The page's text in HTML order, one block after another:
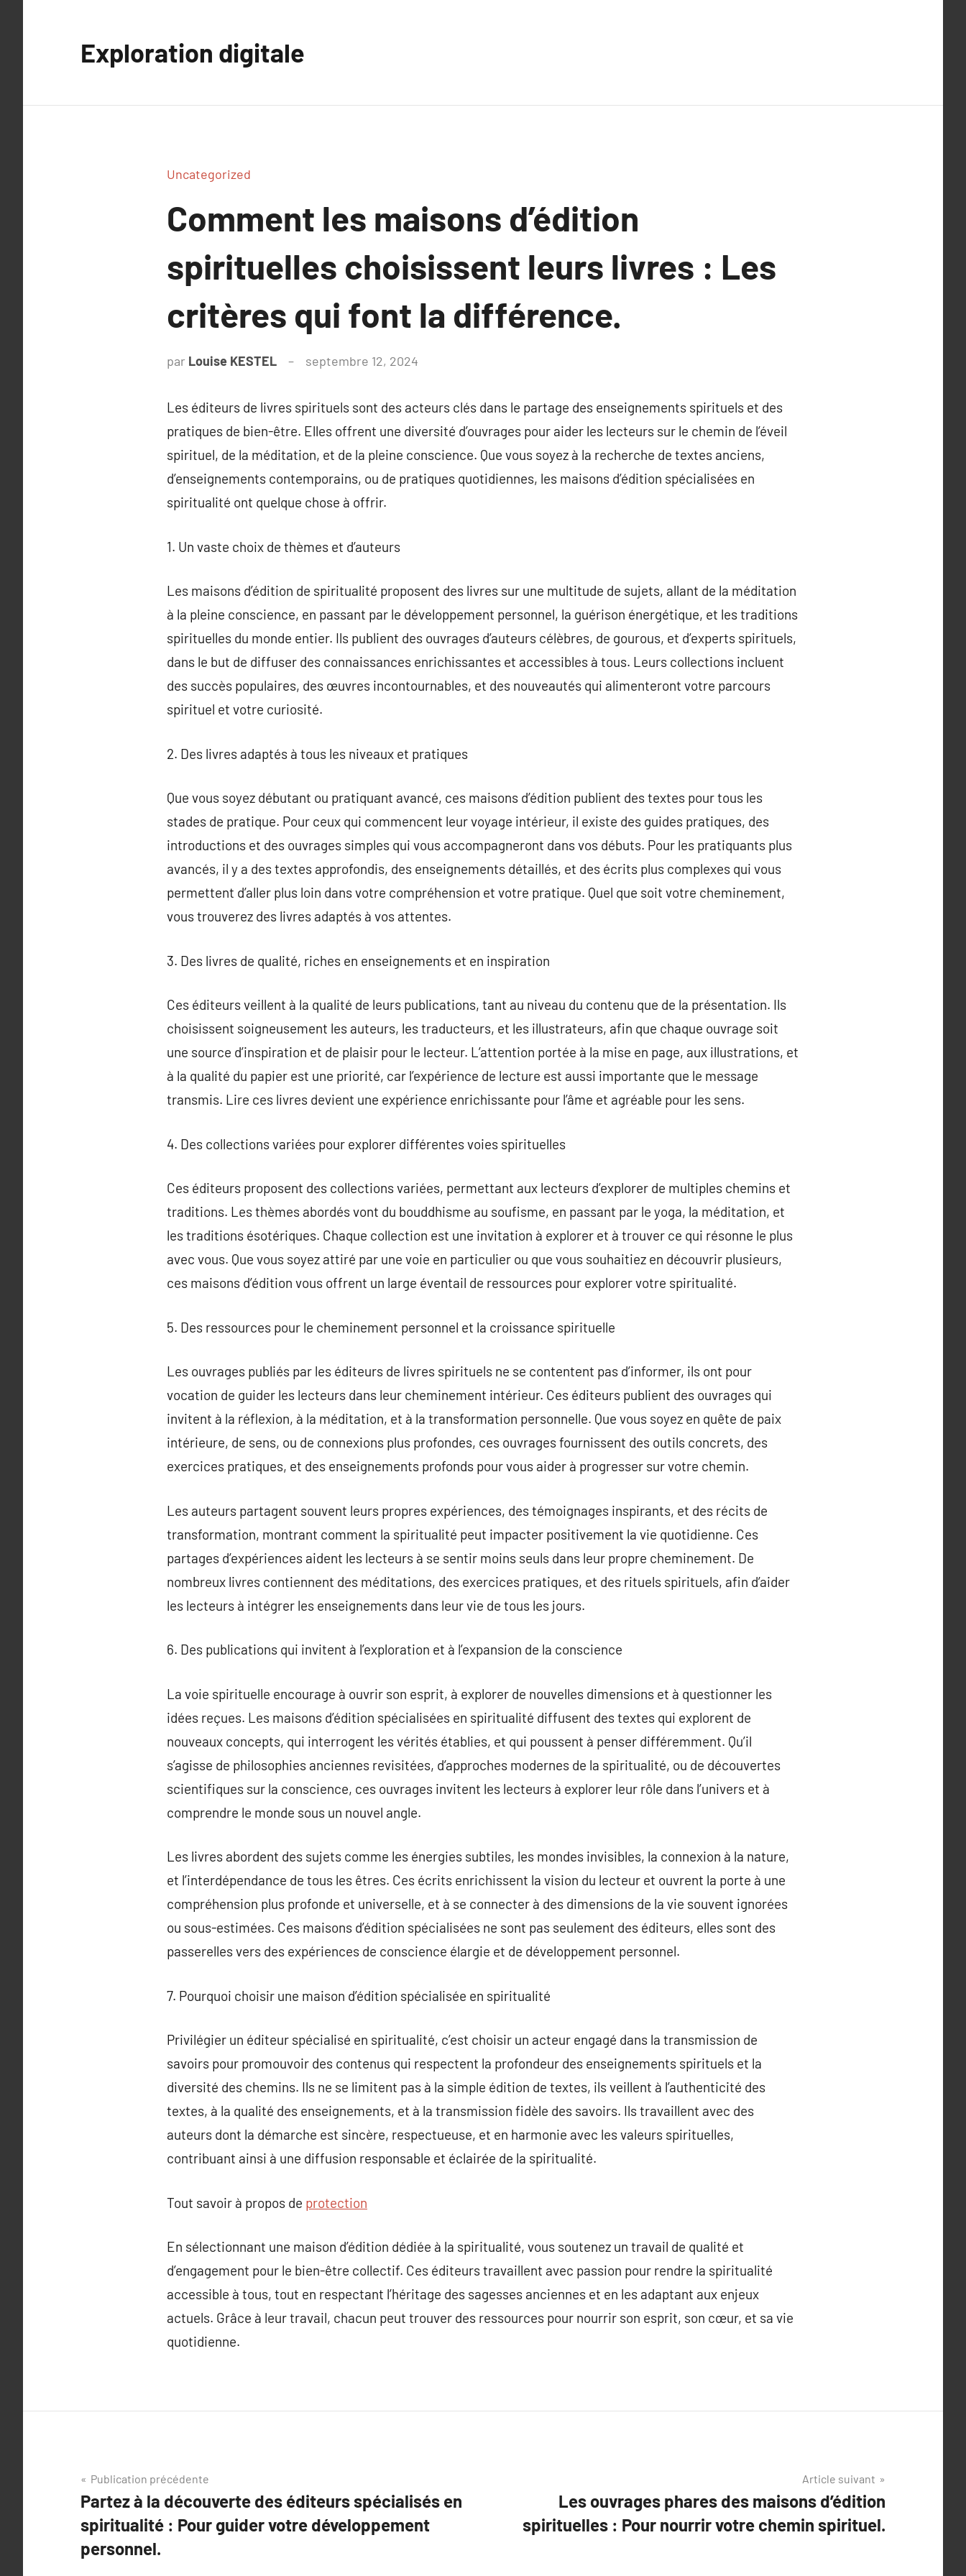
Exploration digitale
Uncategorized
Comment les maisons d’édition
spirituelles choisissent leurs livres : Les
critères qui font la différence.
par Louise KESTEL septembre 12, 2024
Les éditeurs de livres spirituels sont des acteurs clés dans le partage des enseignements spirituels et des
pratiques de bien-être. Elles offrent une diversité d’ouvrages pour aider les lecteurs sur le chemin de l’éveil
spirituel, de la méditation, et de la pleine conscience. Que vous soyez à la recherche de textes anciens,
d’enseignements contemporains, ou de pratiques quotidiennes, les maisons d’édition spécialisées en
spiritualité ont quelque chose à offrir.
1. Un vaste choix de thèmes et d’auteurs
Les maisons d’édition de spiritualité proposent des livres sur une multitude de sujets, allant de la méditation
à la pleine conscience, en passant par le développement personnel, la guérison énergétique, et les traditions
spirituelles du monde entier. Ils publient des ouvrages d’auteurs célèbres, de gourous, et d’experts spirituels,
dans le but de diffuser des connaissances enrichissantes et accessibles à tous. Leurs collections incluent
des succès populaires, des œuvres incontournables, et des nouveautés qui alimenteront votre parcours
spirituel et votre curiosité.
2. Des livres adaptés à tous les niveaux et pratiques
Que vous soyez débutant ou pratiquant avancé, ces maisons d’édition publient des textes pour tous les
stades de pratique. Pour ceux qui commencent leur voyage intérieur, il existe des guides pratiques, des
introductions et des ouvrages simples qui vous accompagneront dans vos débuts. Pour les pratiquants plus
avancés, il y a des textes approfondis, des enseignements détaillés, et des écrits plus complexes qui vous
permettent d’aller plus loin dans votre compréhension et votre pratique. Quel que soit votre cheminement,
vous trouverez des livres adaptés à vos attentes.
3. Des livres de qualité, riches en enseignements et en inspiration
Ces éditeurs veillent à la qualité de leurs publications, tant au niveau du contenu que de la présentation. Ils
choisissent soigneusement les auteurs, les traducteurs, et les illustrateurs, afin que chaque ouvrage soit
une source d’inspiration et de plaisir pour le lecteur. L’attention portée à la mise en page, aux illustrations, et
à la qualité du papier est une priorité, car l’expérience de lecture est aussi importante que le message
transmis. Lire ces livres devient une expérience enrichissante pour l’âme et agréable pour les sens.
4. Des collections variées pour explorer différentes voies spirituelles
Ces éditeurs proposent des collections variées, permettant aux lecteurs d’explorer de multiples chemins et
traditions. Les thèmes abordés vont du bouddhisme au soufisme, en passant par le yoga, la méditation, et
les traditions ésotériques. Chaque collection est une invitation à explorer et à trouver ce qui résonne le plus
avec vous. Que vous soyez attiré par une voie en particulier ou que vous souhaitiez en découvrir plusieurs,
ces maisons d’édition vous offrent un large éventail de ressources pour explorer votre spiritualité.
5. Des ressources pour le cheminement personnel et la croissance spirituelle
Les ouvrages publiés par les éditeurs de livres spirituels ne se contentent pas d’informer, ils ont pour
vocation de guider les lecteurs dans leur cheminement intérieur. Ces éditeurs publient des ouvrages qui
invitent à la réflexion, à la méditation, et à la transformation personnelle. Que vous soyez en quête de paix
intérieure, de sens, ou de connexions plus profondes, ces ouvrages fournissent des outils concrets, des
exercices pratiques, et des enseignements profonds pour vous aider à progresser sur votre chemin.
Les auteurs partagent souvent leurs propres expériences, des témoignages inspirants, et des récits de
transformation, montrant comment la spiritualité peut impacter positivement la vie quotidienne. Ces
partages d’expériences aident les lecteurs à se sentir moins seuls dans leur propre cheminement. De
nombreux livres contiennent des méditations, des exercices pratiques, et des rituels spirituels, afin d’aider
les lecteurs à intégrer les enseignements dans leur vie de tous les jours.
6. Des publications qui invitent à l’exploration et à l’expansion de la conscience
La voie spirituelle encourage à ouvrir son esprit, à explorer de nouvelles dimensions et à questionner les
idées reçues. Les maisons d’édition spécialisées en spiritualité diffusent des textes qui explorent de
nouveaux concepts, qui interrogent les vérités établies, et qui poussent à penser différemment. Qu’il
s’agisse de philosophies anciennes revisitées, d’approches modernes de la spiritualité, ou de découvertes
scientifiques sur la conscience, ces ouvrages invitent les lecteurs à explorer leur rôle dans l’univers et à
comprendre le monde sous un nouvel angle.
Les livres abordent des sujets comme les énergies subtiles, les mondes invisibles, la connexion à la nature,
et l’interdépendance de tous les êtres. Ces écrits enrichissent la vision du lecteur et ouvrent la porte à une
compréhension plus profonde et universelle, et à se connecter à des dimensions de la vie souvent ignorées
ou sous-estimées. Ces maisons d’édition spécialisées ne sont pas seulement des éditeurs, elles sont des
passerelles vers des expériences de conscience élargie et de développement personnel.
7. Pourquoi choisir une maison d’édition spécialisée en spiritualité
Privilégier un éditeur spécialisé en spiritualité, c’est choisir un acteur engagé dans la transmission de
savoirs pour promouvoir des contenus qui respectent la profondeur des enseignements spirituels et la
diversité des chemins. Ils ne se limitent pas à la simple édition de textes, ils veillent à l’authenticité des
textes, à la qualité des enseignements, et à la transmission fidèle des savoirs. Ils travaillent avec des
auteurs dont la démarche est sincère, respectueuse, et en harmonie avec les valeurs spirituelles,
contribuant ainsi à une diffusion responsable et éclairée de la spiritualité.
Tout savoir à propos de protection
En sélectionnant une maison d’édition dédiée à la spiritualité, vous soutenez un travail de qualité et
d’engagement pour le bien-être collectif. Ces éditeurs travaillent avec passion pour rendre la spiritualité
accessible à tous, tout en respectant l’héritage des sagesses anciennes et en les adaptant aux enjeux
actuels. Grâce à leur travail, chacun peut trouver des ressources pour nourrir son esprit, son cœur, et sa vie
quotidienne.
Navigation
de
l’article
Publication précédente
Partez à la découverte des éditeurs spécialisés en
spiritualité : Pour guider votre développement
personnel.
Article suivant
Les ouvrages phares des maisons d’édition
spirituelles : Pour nourrir votre chemin spirituel.